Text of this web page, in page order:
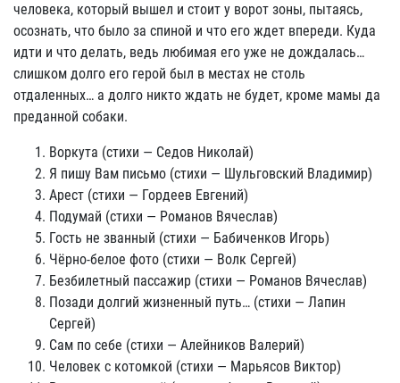
человека, который вышел и стоит у ворот зоны, пытаясь,
осознать, что было за спиной и что его ждет впереди. Куда
идти и что делать, ведь любимая его уже не дождалась…
слишком долго его герой был в местах не столь
отдаленных… а долго никто ждать не будет, кроме мамы да
преданной собаки.
Воркута (стихи — Седов Николай)
Я пишу Вам письмо (стихи — Шульговский Владимир)
Арест (стихи — Гордеев Евгений)
Подумай (стихи — Романов Вячеслав)
Гость не званный (стихи — Бабиченков Игорь)
Чёрно-белое фото (стихи — Волк Сергей)
Безбилетный пассажир (стихи — Романов Вячеслав)
Позади долгий жизненный путь… (стихи — Лапин
Сергей)
Сам по себе (стихи — Алейников Валерий)
Человек с котомкой (стихи — Марьясов Виктор)